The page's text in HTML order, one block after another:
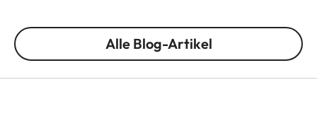
Alle Blog-Artikel